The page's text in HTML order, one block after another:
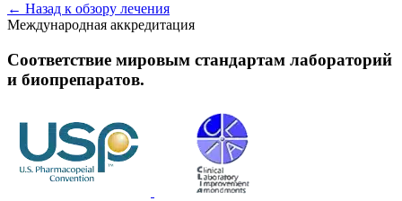
← Назад к обзору лечения
Международная аккредитация
Соответствие мировым стандартам лабораторий
и биопрепаратов.